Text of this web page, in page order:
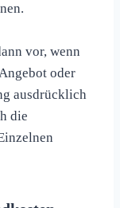
vor, wenn
oder
ausdrücklich
die